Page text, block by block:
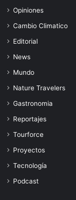
Opiniones
Cambio Climatico
Editorial
News
Mundo
Nature Travelers
Gastronomia
Reportajes
Tourforce
Proyectos
Tecnología
Podcast